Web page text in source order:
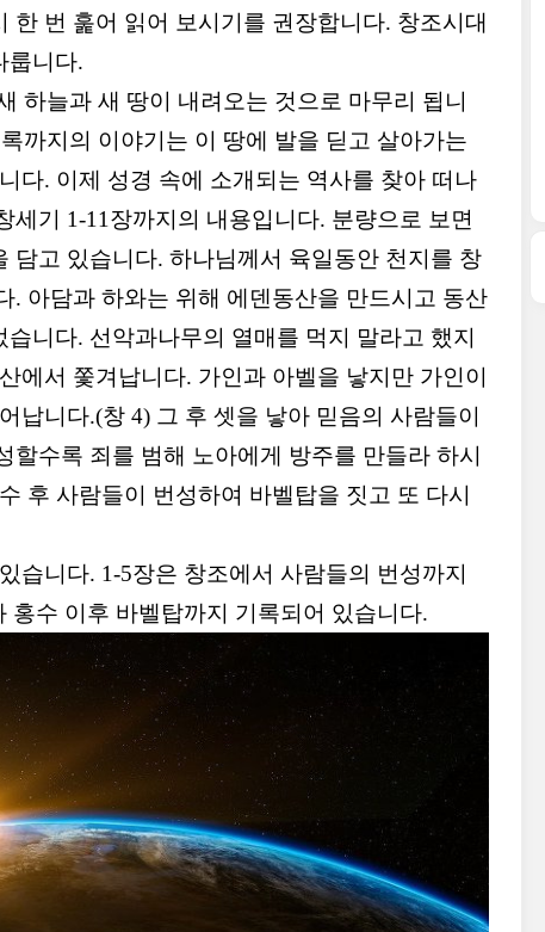
한 번 훑어 읽어 보시기를 권장합니다. 창조시대
룹니다.
하늘과 새 땅이 내려오는 것으로 마무리 됩니
까지의 이야기는 이 땅에 발을 딛고 살아가는
다. 이제 성경 속에 소개되는 역사를 찾아 떠나
세기 1-11장까지의 내용입니다. 분량으로 보면
담고 있습니다. 하나님께서 육일동안 천지를 창
. 아담과 하와는 위해 에덴동산을 만드시고 동산
습니다. 선악과나무의 열매를 먹지 말라고 했지
에서 쫓겨납니다. 가인과 아벨을 낳지만 가인이
납니다.(창 4) 그 후 셋을 낳아 믿음의 사람들이
할수록 죄를 범해 노아에게 방주를 만들라 하시
후 사람들이 번성하여 바벨탑을 짓고 또 다시
습니다. 1-5장은 창조에서 사람들의 번성까지
홍수 이후 바벨탑까지 기록되어 있습니다.